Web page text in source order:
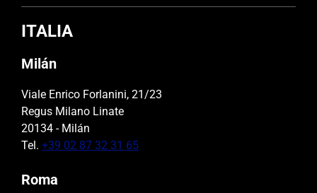
ITALIA
Milán
Viale Enrico Forlanini, 21/23
Regus Milano Linate
20134 - Milán
Tel. +39 02 87 32 31 65
Roma